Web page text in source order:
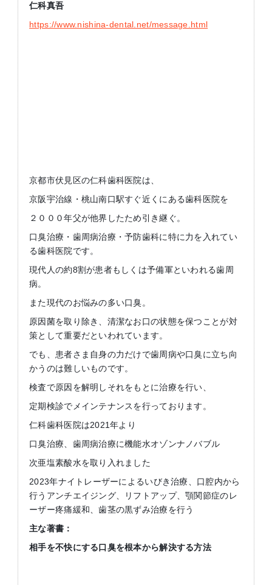
仁科真吾
https://www.nishina-dental.net/message.html
京都市伏見区の仁科歯科医院は、
京阪宇治線・桃山南口駅すぐ近くにある歯科医院を
２０００年父が他界したため引き継ぐ。
口臭治療・歯周病治療・予防歯科に特に力を入れてい
る歯科医院です。
現代人の約8割が患者もしくは予備軍といわれる歯周
病。
また現代のお悩みの多い口臭。
原因菌を取り除き、清潔なお口の状態を保つことが対
策として重要だといわれています。
でも、患者さま自身の力だけで歯周病や口臭に立ち向
かうのは難しいものです。
検査で原因を解明しそれをもとに治療を行い、
定期検診でメインテナンスを行っております。
仁科歯科医院は2021年より
口臭治療、歯周病治療に機能水オゾンナノバブル
次亜塩素酸水を取り入れました
2023年ナイトレーザーによるいびき治療、口腔内から
行うアンチエイジング、リフトアップ、顎関節症のレ
ーザー疼痛緩和、歯茎の黒ずみ治療を行う
主な著書：
相手を不快にする口臭を根本から解決する方法